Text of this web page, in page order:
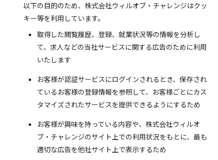
以下の目的のため、株式会社ウィルオブ・チャレンジはクッ
キー等を利用しています。
取得した閲覧履歴、登録、就業状況等の情報を分析し
て、求人などの当社サービスに関する広告のために利用
いたします
お客様が認証サービスにログインされるとき、保存され
ているお客様の登録情報を参照して、お客様ごとにカス
タマイズされたサービスを提供できるようにするため
お客様が興味を持っている内容や、株式会社ウィルオ
ブ・チャレンジのサイト上での利用状況をもとに、最も
適切な広告を他社サイト上で表示するため